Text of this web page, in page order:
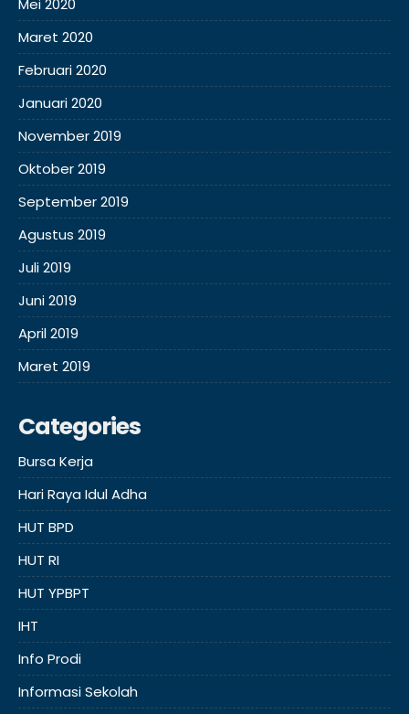
Mei 2020
Maret 2020
Februari 2020
Januari 2020
November 2019
Oktober 2019
September 2019
Agustus 2019
Juli 2019
Juni 2019
April 2019
Maret 2019
Categories
Bursa Kerja
Hari Raya Idul Adha
HUT BPD
HUT RI
HUT YPBPT
IHT
Info Prodi
Informasi Sekolah